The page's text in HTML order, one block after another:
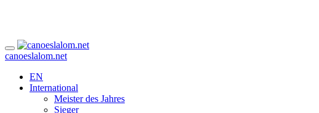
canoeslalom.net
EN
International
Meister des Jahres
Sieger